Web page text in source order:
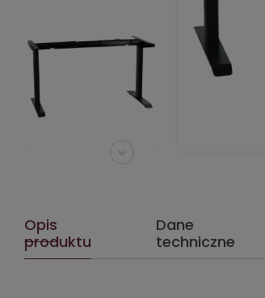
Opis
produktu
Dane
techniczne